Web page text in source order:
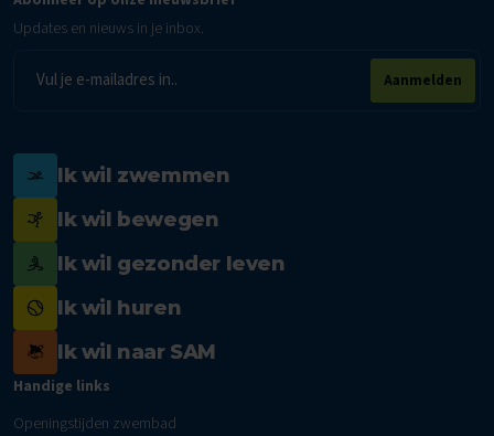
Updates en nieuws in je inbox.
mailadres
Aanmelden
Ik wil zwemmen
Ik wil bewegen
Ik wil gezonder leven
Ik wil huren
Ik wil naar SAM
Handige links
Openingstijden zwembad